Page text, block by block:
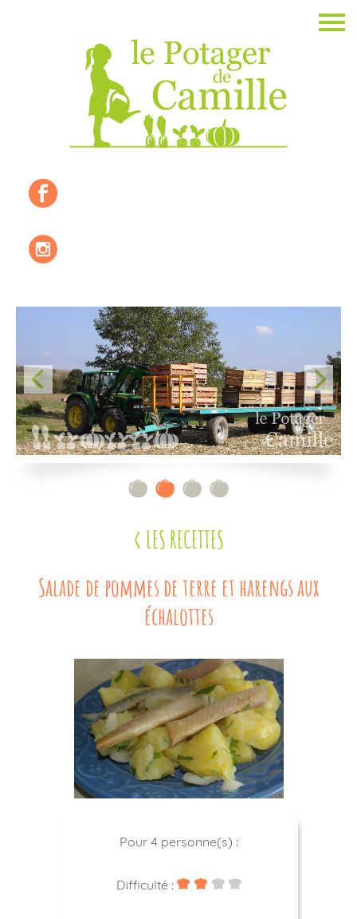
La ferme
Les valeurs
Où nous trouver ?
Contact
< LES RECETTES
Salade de pommes de terre et harengs aux
échalottes
Pour 4 personne(s) :
Difficulté :